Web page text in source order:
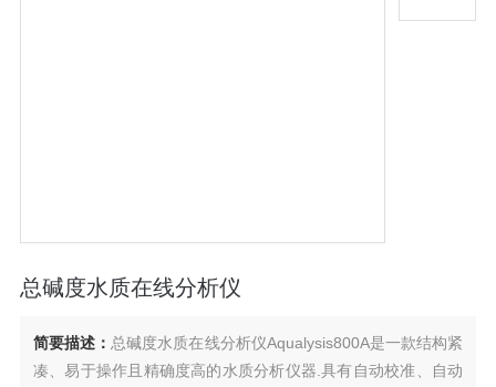
总碱度水质在线分析仪
简要描述： 总碱度水质在线分析仪Aqualysis800A是一款结构紧
凑、易于操作且精确度高的水质分析仪器.具有自动校准、自动